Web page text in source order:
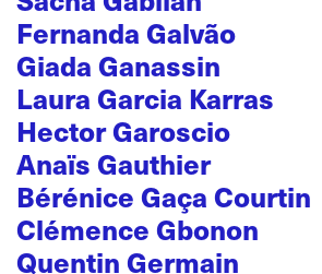
Fernanda Galvão
Giada Ganassin
Laura Garcia Karras
Hector Garoscio
Anaïs Gauthier
Bérénice Gaça Courtin
Clémence Gbonon
Quentin Germain